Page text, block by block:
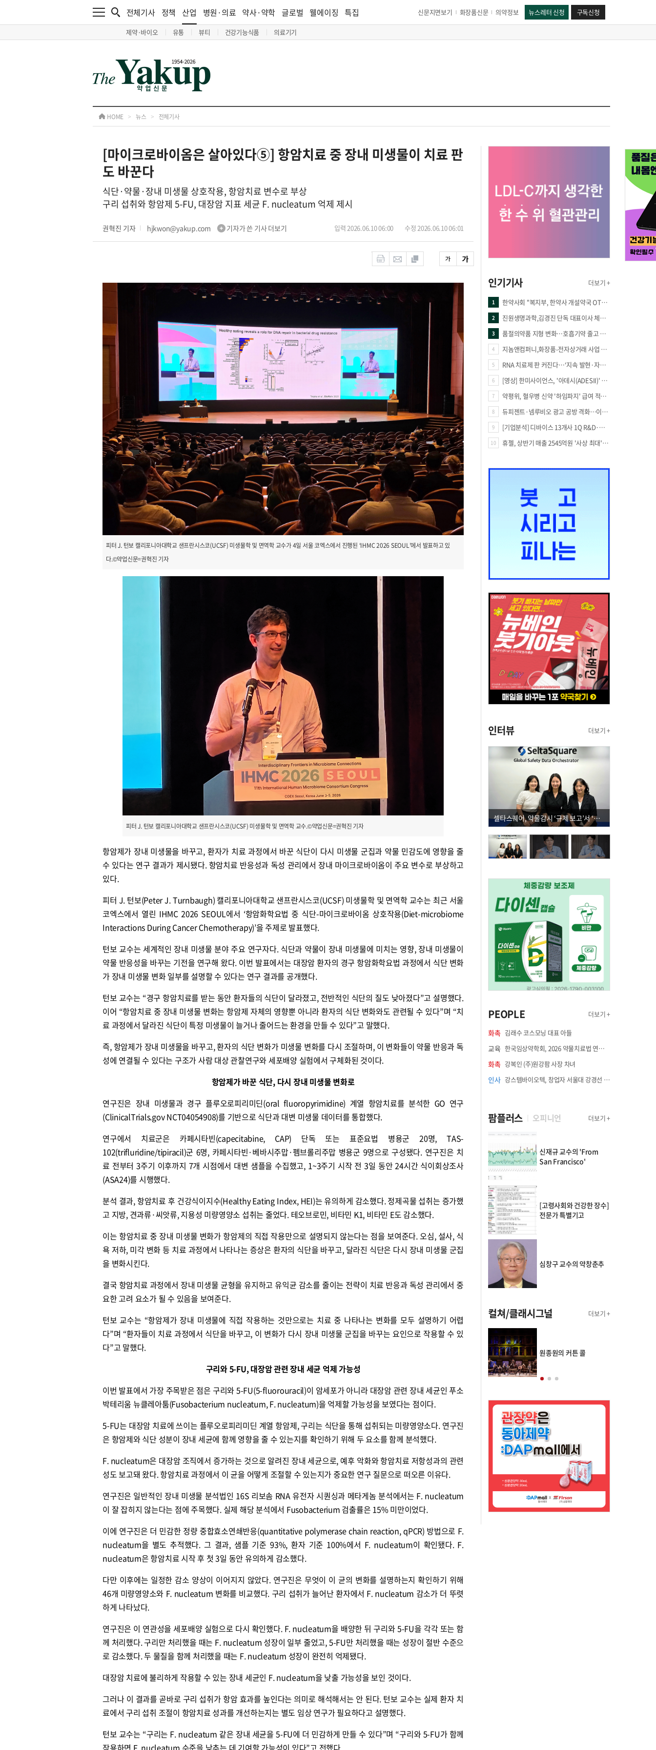
전체기사 정책 산업
제약·바이오 유통 뷰티 건강기능식품 의료기기
병원·의료 약사·약학 글로벌 웰에이징 특집 신문지면보기 화장품신문 의약정보 뉴스레터 신청 구독신청
HOME > 뉴스 > 전체기사
[마이크로바이옴은 살아있다⑤] 항암치료 중 장내 미생물이 치료 판
도 바꾼다
식단·약물·장내 미생물 상호작용, 항암치료 변수로 부상
구리 섭취와 항암제 5-FU, 대장암 지표 세균 F. nucleatum 억제 제시
권혁진 기자 hjkwon@yakup.com 기자가 쓴 기사 더보기 입력 2026.06.10 06:00 수정 2026.06.10 06:01
피터 J. 턴보 캘리포니아대학교 샌프란시스코(UCSF) 미생물학 및 면역학 교수가 4일 서울 코엑스에서 진행된 ‘IHMC 2026 SEOUL’에서 발표하고 있
다.©약업신문=권혁진 기자
피터 J. 턴보 캘리포니아대학교 샌프란시스코(UCSF) 미생물학 및 면역학 교수.©약업신문=권혁진 기자
항암제가 장내 미생물을 바꾸고, 환자가 치료 과정에서 바꾼 식단이 다시 미생물 군집과 약물 민감도에 영향을 줄
수 있다는 연구 결과가 제시됐다. 항암치료 반응성과 독성 관리에서 장내 마이크로바이옴이 주요 변수로 부상하고
있다.
피터 J. 턴보(Peter J. Turnbaugh) 캘리포니아대학교 샌프란시스코(UCSF) 미생물학 및 면역학 교수는 최근 서울
코엑스에서 열린 IHMC 2026 SEOUL에서 ‘항암화학요법 중 식단-마이크로바이옴 상호작용(Diet-microbiome
Interactions During Cancer Chemotherapy)’을 주제로 발표했다.
턴보 교수는 세계적인 장내 미생물 분야 주요 연구자다. 식단과 약물이 장내 미생물에 미치는 영향, 장내 미생물이
약물 반응성을 바꾸는 기전을 연구해 왔다. 이번 발표에서는 대장암 환자의 경구 항암화학요법 과정에서 식단 변화
가 장내 미생물 변화 일부를 설명할 수 있다는 연구 결과를 공개했다.
턴보 교수는 “경구 항암치료를 받는 동안 환자들의 식단이 달라졌고, 전반적인 식단의 질도 낮아졌다”고 설명했다.
이어 “항암치료 중 장내 미생물 변화는 항암제 자체의 영향뿐 아니라 환자의 식단 변화와도 관련될 수 있다”며 “치
료 과정에서 달라진 식단이 특정 미생물이 늘거나 줄어드는 환경을 만들 수 있다”고 말했다.
즉, 항암제가 장내 미생물을 바꾸고, 환자의 식단 변화가 미생물 변화를 다시 조절하며, 이 변화들이 약물 반응과 독
성에 연결될 수 있다는 구조가 사람 대상 관찰연구와 세포배양 실험에서 구체화된 것이다.
항암제가 바꾼 식단, 다시 장내 미생물 변화로
연구진은 장내 미생물과 경구 플루오로피리미딘(oral fluoropyrimidine) 계열 항암치료를 분석한 GO 연구
(ClinicalTrials.gov NCT04054908)를 기반으로 식단과 대변 미생물 데이터를 통합했다.
연구에서 치료군은 카페시타빈(capecitabine, CAP) 단독 또는 표준요법 병용군 20명, TAS-
102(trifluridine/tipiracil)군 6명, 카페시타빈·베바시주맙·펨브롤리주맙 병용군 9명으로 구성됐다. 연구진은 치
료 전부터 3주기 이후까지 7개 시점에서 대변 샘플을 수집했고, 1~3주기 시작 전 3일 동안 24시간 식이회상조사
(ASA24)를 시행했다.
분석 결과, 항암치료 후 건강식이지수(Healthy Eating Index, HEI)는 유의하게 감소했다. 정제곡물 섭취는 증가했
고 지방, 견과류·씨앗류, 지용성 미량영양소 섭취는 줄었다. 테오브로민, 비타민 K1, 비타민 E도 감소했다.
이는 항암치료 중 장내 미생물 변화가 항암제의 직접 작용만으로 설명되지 않는다는 점을 보여준다. 오심, 설사, 식
욕 저하, 미각 변화 등 치료 과정에서 나타나는 증상은 환자의 식단을 바꾸고, 달라진 식단은 다시 장내 미생물 군집
을 변화시킨다.
결국 항암치료 과정에서 장내 미생물 균형을 유지하고 유익균 감소를 줄이는 전략이 치료 반응과 독성 관리에서 중
요한 고려 요소가 될 수 있음을 보여준다.
턴보 교수는 “항암제가 장내 미생물에 직접 작용하는 것만으로는 치료 중 나타나는 변화를 모두 설명하기 어렵
다”며 “환자들이 치료 과정에서 식단을 바꾸고, 이 변화가 다시 장내 미생물 군집을 바꾸는 요인으로 작용할 수 있
다”고 말했다.
구리와 5-FU, 대장암 관련 장내 세균 억제 가능성
이번 발표에서 가장 주목받은 점은 구리와 5-FU(5-fluorouracil)이 암세포가 아니라 대장암 관련 장내 세균인 푸소
박테리움 뉴클레아툼(Fusobacterium nucleatum, F. nucleatum)을 억제할 가능성을 보였다는 점이다.
5-FU는 대장암 치료에 쓰이는 플루오로피리미딘 계열 항암제, 구리는 식단을 통해 섭취되는 미량영양소다. 연구진
은 항암제와 식단 성분이 장내 세균에 함께 영향을 줄 수 있는지를 확인하기 위해 두 요소를 함께 분석했다.
F. nucleatum은 대장암 조직에서 증가하는 것으로 알려진 장내 세균으로, 예후 악화와 항암치료 저항성과의 관련
성도 보고돼 왔다. 항암치료 과정에서 이 균을 어떻게 조절할 수 있는지가 중요한 연구 질문으로 떠오른 이유다.
연구진은 일반적인 장내 미생물 분석법인 16S 리보솜 RNA 유전자 시퀀싱과 메타게놈 분석에서는 F. nucleatum
이 잘 잡히지 않는다는 점에 주목했다. 실제 해당 분석에서 Fusobacterium 검출률은 15% 미만이었다.
이에 연구진은 더 민감한 정량 중합효소연쇄반응(quantitative polymerase chain reaction, qPCR) 방법으로 F.
nucleatum을 별도 추적했다. 그 결과, 샘플 기준 93%, 환자 기준 100%에서 F. nucleatum이 확인됐다. F.
nucleatum은 항암치료 시작 후 첫 3일 동안 유의하게 감소했다.
다만 이후에는 일정한 감소 양상이 이어지지 않았다. 연구진은 무엇이 이 균의 변화를 설명하는지 확인하기 위해
46개 미량영양소와 F. nucleatum 변화를 비교했다. 구리 섭취가 늘어난 환자에서 F. nucleatum 감소가 더 뚜렷
하게 나타났다.
연구진은 이 연관성을 세포배양 실험으로 다시 확인했다. F. nucleatum을 배양한 뒤 구리와 5-FU을 각각 또는 함
께 처리했다. 구리만 처리했을 때는 F. nucleatum 성장이 일부 줄었고, 5-FU만 처리했을 때는 성장이 절반 수준으
로 감소했다. 두 물질을 함께 처리했을 때는 F. nucleatum 성장이 완전히 억제됐다.
대장암 치료에 불리하게 작용할 수 있는 장내 세균인 F. nucleatum을 낮출 가능성을 보인 것이다.
그러나 이 결과를 곧바로 구리 섭취가 항암 효과를 높인다는 의미로 해석해서는 안 된다. 턴보 교수는 실제 환자 치
료에서 구리 섭취 조절이 항암치료 성과를 개선하는지는 별도 임상 연구가 필요하다고 설명했다.
턴보 교수는 “구리는 F. nucleatum 같은 장내 세균을 5-FU에 더 민감하게 만들 수 있다”며 “구리와 5-FU가 함께
작용하면 F. nucleatum 수준을 낮추는 데 기여할 가능성이 있다”고 전했다.
인기기사 더보기 +
1 한약사회 "복지부, 한약사 개설약국 OTC 공급 방해 더는 방관 말아야"
2 진원생명과학,김경진 단독 대표이사 체제 돌입
3 품절의약품 지형 변화…호흡기약 줄고 만성질환 복합제 늘었다
4 지놈앤컴퍼니,화장품-전자상거래 사업 진출
5 RNA 치료제 판 커진다…‘지속 발현·자가증폭·단백질 복원’ 경쟁
6 [영상] 한미사이언스, '아데시(ADESII)' 앞세워 더마 시장 판도 바꾼다
7 약평위, 혈우병 신약 '하임파지' 급여 적정성 인정…조건부 통과
8 듀피젠트·넴루비오 광고 공방 격화…이번엔 사노피가 일부 문구 변경
9 [기업분석] 디바이스 13개사 1Q R&D·해외매출 증가
10 휴젤, 상반기 매출 2545억원 '사상 최대'…미국 투자 속 성장세 지속
인터뷰 더보기 +
셀타스퀘어, 약물감시 ‘규제 보고’서 ‘데이터 의사결정’으로 "PVX 전환 요구 커진다"
PEOPLE 더보기 +
화촉 김래수 코스모닝 대표 아들
교육 한국임상약학회, 2026 약물치료법 연수강좌 8월 21일 개최
화촉 강복인 (주)원강팜 사장 차녀
인사 강스템바이오텍, 창업자 서울대 강경선 교수 최고과학책임자 선임
팜플러스 오피니언 더보기 +
신재규 교수의 'From
San Francisco'
[고령사회와 건강한 장수]
전문가 특별기고
심창구 교수의 약창춘추
컬쳐/클래시그널 더보기 +
원종원의 커튼 콜